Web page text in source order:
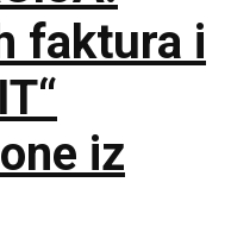
faktura i
iz